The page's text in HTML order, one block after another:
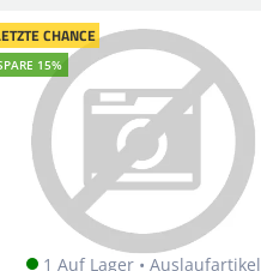
CHANCE
15%
1 Auf Lager • Auslaufartikel